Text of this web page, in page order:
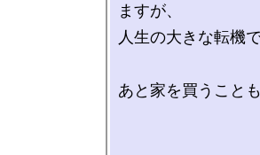
ますが、
人生の大きな転機で
あと家を買うこと